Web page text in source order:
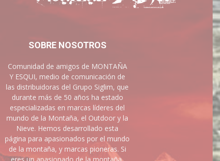
SOBRE NOSOTROS
Comunidad de amigos de MONTAÑA
Y ESQUI, medio de comunicación de
las distribuidoras del Grupo Siglim, que
durante más de 50 años ha estado
especializadas en marcas líderes del
mundo de la Montaña, el Outdoor y la
Nieve. Hemos desarrollado esta
página para apasionados por el mundo
de la montaña, y marcas pioneras. Si